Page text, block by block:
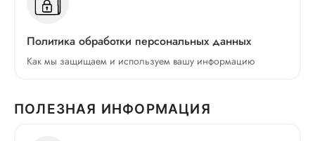
Политика обработки персональных данных
Как мы защищаем и используем вашу информацию
ПОЛЕЗНАЯ ИНФОРМАЦИЯ